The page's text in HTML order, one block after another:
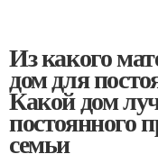
Из какого
дом для
Какой дом
постоянного
семьи